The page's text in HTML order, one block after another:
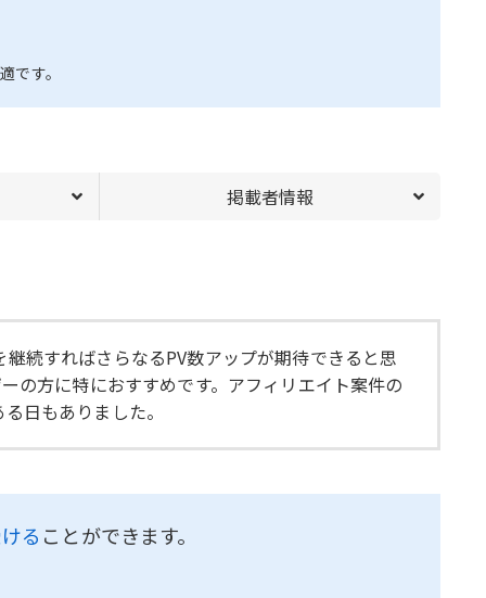
です。
掲載者情報
続すればさらなるPV数アップが期待できると思
の方に特におすすめです。アフィリエイト案件の
日もありました。
る ことができます。